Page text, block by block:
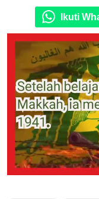
Ikuti